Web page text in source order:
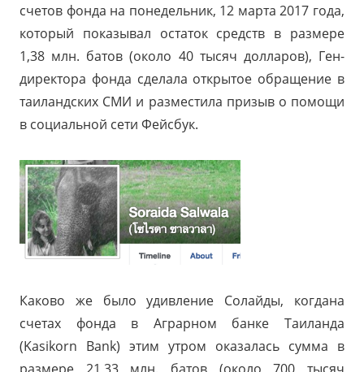
счетов фонда на понедельник, 12 марта 2017 года,
который показывал остаток средств в размере
1,38 млн. батов (около 40 тысяч долларов), Ген-
директора фонда сделала открытое обращение в
таиландских СМИ и разместила призыв о помощи
в социальной сети Фейсбук.
Каково же было удивление Солайды, когдана
счетах фонда в Аграрном банке Таиланда
(Kasikorn Bank) этим утром оказалась сумма в